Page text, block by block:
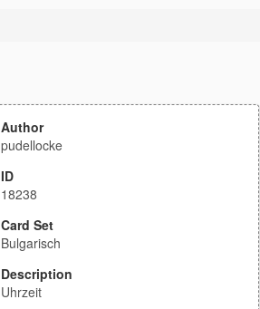
Author
pudellocke
ID
18238
Card Set
Bulgarisch
Description
Uhrzeit